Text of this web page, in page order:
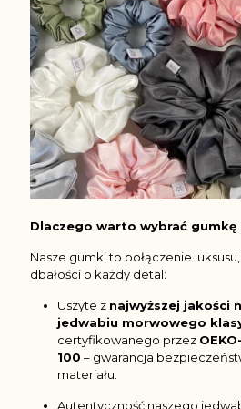
Dlaczego warto wybrać gumkę
Nasze gumki to połączenie
dbałości o każdy detal:
Uszyte z najwyższej jakości
jedwabiu morwowego
certyfikowanego przez
100 – gwarancja
materiału.
Autentyczność naszego